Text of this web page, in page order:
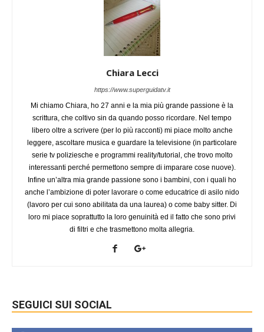
Chiara Lecci
https://www.superguidatv.it
Mi chiamo Chiara, ho 27 anni e la mia più grande passione è la
scrittura, che coltivo sin da quando posso ricordare. Nel tempo
libero oltre a scrivere (per lo più racconti) mi piace molto anche
leggere, ascoltare musica e guardare la televisione (in particolare
serie tv poliziesche e programmi reality/tutorial, che trovo molto
interessanti perché permettono sempre di imparare cose nuove).
Infine un’altra mia grande passione sono i bambini, con i quali ho
anche l’ambizione di poter lavorare o come educatrice di asilo nido
(lavoro per cui sono abilitata da una laurea) o come baby sitter. Di
loro mi piace soprattutto la loro genuinità ed il fatto che sono privi
di filtri e che trasmettono molta allegria.
SEGUICI SUI SOCIAL